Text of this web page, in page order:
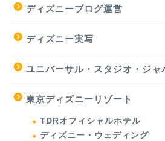
ディズニーブログ運営
ディズニー実写
ユニバーサル・スタジオ・ジャ
東京ディズニーリゾート
TDRオフィシャルホテル
ディズニー・ウェディング